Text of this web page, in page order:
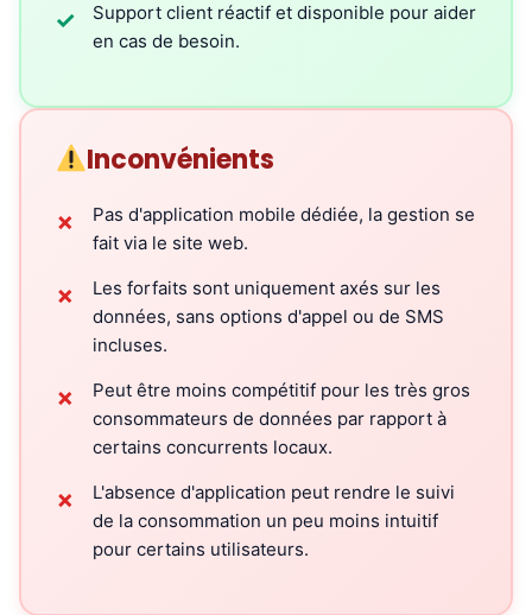
✓
Support client réactif et disponible pour aider
en cas de besoin.
Inconvénients
✗
Pas d'application mobile dédiée, la gestion se
fait via le site web.
✗
Les forfaits sont uniquement axés sur les
données, sans options d'appel ou de SMS
incluses.
✗
Peut être moins compétitif pour les très gros
consommateurs de données par rapport à
certains concurrents locaux.
✗
L'absence d'application peut rendre le suivi
de la consommation un peu moins intuitif
pour certains utilisateurs.